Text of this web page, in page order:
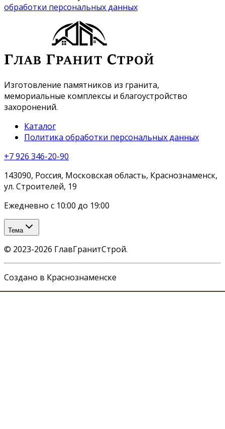
обработки персональных данных
Изготовление памятников из гранита,
мемориальные комплексы и благоустройство
захоронений.
Каталог
Политика обработки персональных данных
+7 926 346-20-90
143090, Россия, Московская область, Краснознаменск,
ул. Строителей, 19
Ежедневно с 10:00 до 19:00
Тема
© 2023-2026 ГлавГранитСтрой.
Создано в Краснознаменске